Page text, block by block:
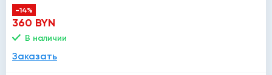
-14%
360 BYN
В наличии
Заказать